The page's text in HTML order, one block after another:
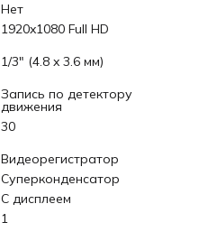
Нет
1920x1080 Full HD
1/3" (4.8 x 3.6 мм)
Запись по детектору
движения
30
Видеорегистратор
Суперконденсатор
С дисплеем
1